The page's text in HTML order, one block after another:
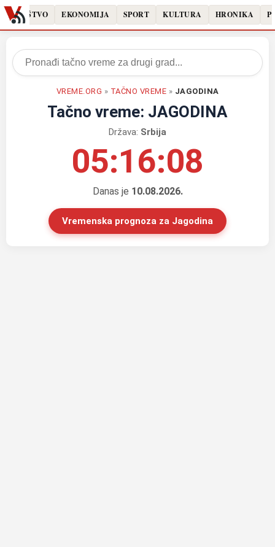
DRUŠTVO EKONOMIJA SPORT KULTURA HRONIKA
VREME.ORG » TAČNO VREME » JAGODINA
Tačno vreme: JAGODINA
Država: Srbija
05:16:08
Danas je 10.08.2026.
Vremenska prognoza za Jagodina